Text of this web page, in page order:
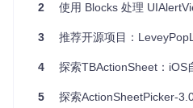
两种交互方式：支持Delegate
兼容性好：尽管项目没有明确
看，应该适用于大部分iOS版
质的实用工具，值得一试。无论
2 使用 Blocks 处理 UIAlertView
3 推荐开源项目：
4 探索TBActionSheet：iOS自定
5 探索ActionSheetPicker-3.0：开